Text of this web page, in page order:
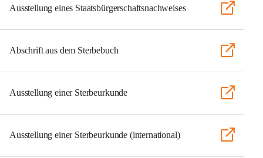
Ausstellung eines Staatsbürgerschaftsnachweises
Abschrift aus dem Sterbebuch
Ausstellung einer Sterbeurkunde
Ausstellung einer Sterbeurkunde (international)